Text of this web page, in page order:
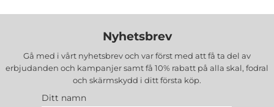
Nyhetsbrev
Gå med i vårt nyhetsbrev och var först med att få ta del av
erbjudanden och kampanjer samt få 10% rabatt på alla skal, fodral
och skärmskydd i ditt första köp.
Ditt namn